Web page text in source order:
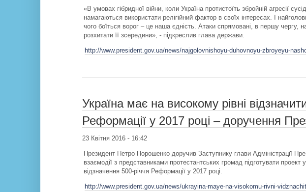
«В умовах гібридної війни, коли Україна протистоїть збройній агресії
намагаються використати релігійний фактор в своїх інтересах. І
чого боїться ворог – це наша єдність. Атаки спрямовані, в першу чергу,
розхитати її зсередини», - підкреслив глава держави.
http://www.president.gov.ua/news/najgolovnishoyu-duhovnoyu-zbroyeyu-
Україна має на високому рівні
Реформації у 2017 році – доручення
23 Квітня 2016 - 16:42
Президент Петро Порошенко доручив Заступнику глави Адміністрації
взаємодії з представниками протестантських громад підготувати проект
відзначення 500-річчя Реформації у 2017 році.
http://www.president.gov.ua/news/ukrayina-maye-na-visokomu-rivni-